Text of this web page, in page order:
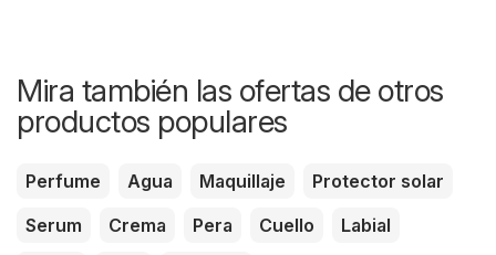
Mira también las ofertas de otros
productos populares
Perfume Agua Maquillaje
Protector solar
Serum
Crema Pera Cuello
Labial